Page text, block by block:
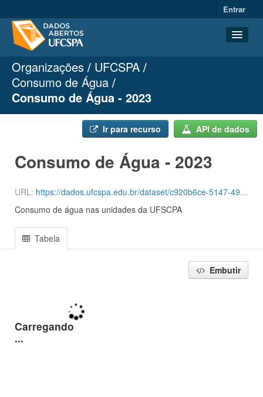
Entrar
Conjuntos de dados
Organizações
Organizações
UFCSPA
Consumo de Água
Consumo de Água - 2023
Ir para recurso API de dados
Consumo de Água - 2023
URL: https://dados.ufcspa.edu.br/dataset/c920b6ce-5147-49cf-ab3a-c6d0a2a8ce0f/resource/c694a7f4-2ccf-464c-8c5b-e897b51d51d7/download/agua-3-quadrimestre-de-2023.csv
Consumo de água nas unidades da UFSCPA
Tabela
Embutir